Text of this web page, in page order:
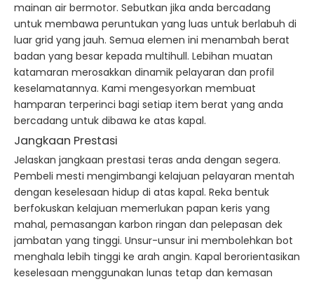
mainan air bermotor. Sebutkan jika anda bercadang
untuk membawa peruntukan yang luas untuk berlabuh di
luar grid yang jauh. Semua elemen ini menambah berat
badan yang besar kepada multihull. Lebihan muatan
katamaran merosakkan dinamik pelayaran dan profil
keselamatannya. Kami mengesyorkan membuat
hamparan terperinci bagi setiap item berat yang anda
bercadang untuk dibawa ke atas kapal.
Jangkaan Prestasi
Jelaskan jangkaan prestasi teras anda dengan segera.
Pembeli mesti mengimbangi kelajuan pelayaran mentah
dengan keselesaan hidup di atas kapal. Reka bentuk
berfokuskan kelajuan memerlukan papan keris yang
mahal, pemasangan karbon ringan dan pelepasan dek
jambatan yang tinggi. Unsur-unsur ini membolehkan bot
menghala lebih tinggi ke arah angin. Kapal berorientasikan
keselesaan menggunakan lunas tetap dan kemasan